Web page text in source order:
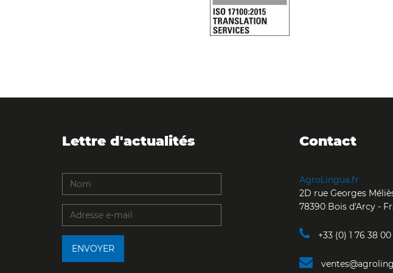
Lettre d'actualités
ENVOYER
Contact
AgroLingua.fr
2D rue Georges
78390 Bois d'Arcy -
+33 (0) 1 76 38